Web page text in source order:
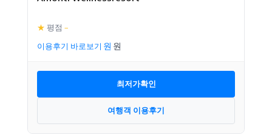
★ 평점 –
이용후기 바로보기
최저가확인
여행객 이용후기